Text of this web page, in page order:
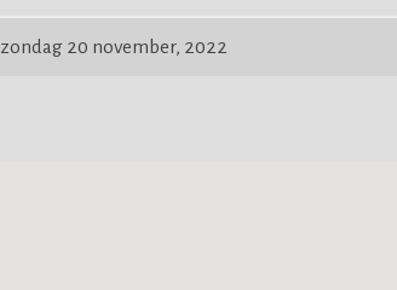
zondag 20 november, 2022